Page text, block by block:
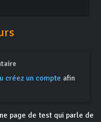
créez un compte afin
page de test qui parle de